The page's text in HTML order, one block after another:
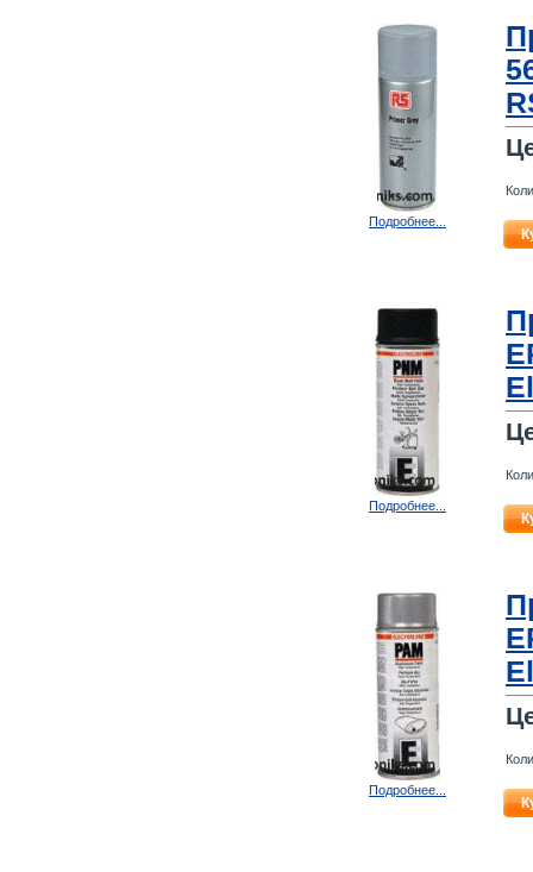
Подробнее...
Подробнее...
Подробнее...